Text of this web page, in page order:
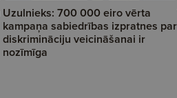
Uzulnieks: 700 000 eiro vērta
kampaņa sabiedrības izpratnes par
diskrimināciju veicināšanai ir
nozīmīga